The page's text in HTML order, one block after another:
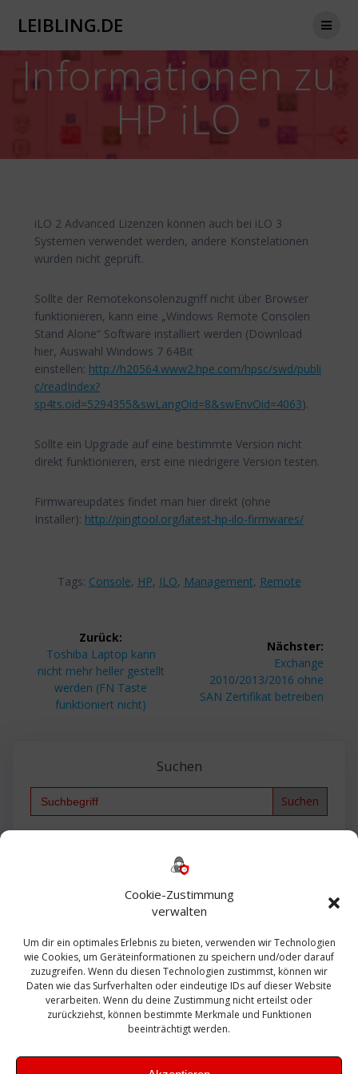
Cookie-Zustimmung
verwalten
Um dir ein optimales Erlebnis zu bieten, verwenden wir Technologien
wie Cookies, um Geräteinformationen zu speichern und/oder darauf
zuzugreifen. Wenn du diesen Technologien zustimmst, können wir
Daten wie das Surfverhalten oder eindeutige IDs auf dieser Website
verarbeiten. Wenn du deine Zustimmung nicht erteilst oder
zurückziehst, können bestimmte Merkmale und Funktionen
beeinträchtigt werden.
LEIBLING.DE
Informationen zu
HP iLO
iLO 2 Advanced Lizenzen können auch bei iLO 3
Systemen verwendet werden, andere Konstelationen
wurden nicht geprüft.
Sollte der Remotekonsolenzugriff nicht über Browser
funktionieren, kann eine „Windows Remote Consolen
Stand Alone“ Software installiert werden (Download
hier, Auswahl Windows 7 64Bit
einstellen: http://h20564.www2.hpe.com/hpsc/swd/publi
c/readIndex?
sp4ts.oid=5294355&swLangOid=8&swEnvOid=4063).
Sollte ein Upgrade auf eine bestimmte Version nicht
direkt funktionieren, erst eine niedrigere Version testen.
Firmwareupdates findet man hier direkt (ohne
Installer): http://pingtool.org/latest-hp-ilo-firmwares/
Tags: Console, HP, ILO, Management, Remote
Beitragsnavigation
Zurück:
Vorheriger
Beitrag:
Toshiba Laptop kann
nicht mehr heller gestellt
werden (FN Taste
funktioniert nicht)
Nächster:
Nächster
Beitrag:
Exchange
2010/2013/2016 ohne
SAN Zertifikat betreiben
Suchen
Search
Bautagebuch
Exchange firewall Fritzbox
Microsoft
Sanierung SBS Security Server Sicherheit
Sicherung SIEM Sophos SSL Ubuntu
Update Upgrade UTM VCenter VCSA Veeam
VMWare VPN WAZUH Windows
Zertifikat